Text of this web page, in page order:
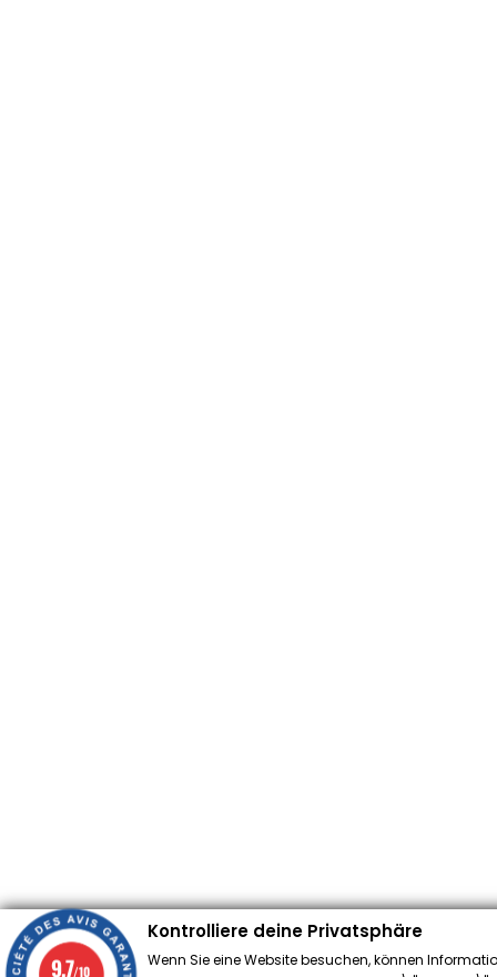
Kontrolliere deine Privatsphäre
Wenn Sie eine Website besuchen, können
9.7/10